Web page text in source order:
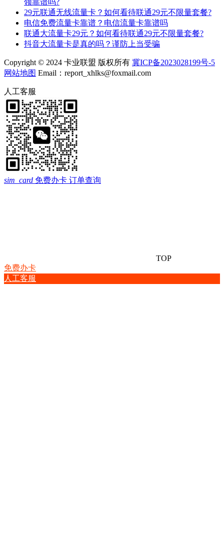
领靠谱吗?
29元联通无线流量卡？如何看待联通29元不限量套餐?
电信免费流量卡靠谱？电信流量卡靠谱吗
联通大流量卡29元？如何看待联通29元不限量套餐?
抖音大流量卡是真的吗？谨防上当受骗
Copyright © 2024 卡业联盟 版权所有 冀ICP备2023028199号-5
网站地图 Email：report_xhlks@foxmail.com
人工客服
sim_card 免费办卡 订单查询
TOP
免费办卡
人工客服